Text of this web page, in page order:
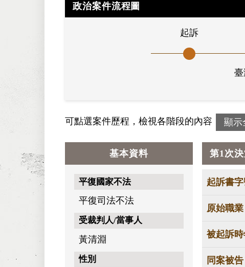
政治案件流程圖
起訴
可點選案件歷程，檢視各階段的內容 顯示
基本資料
平復國家不法
平復司法不法
受裁判人/當事人
黃清淵
性別
第1次決
起訴書
原始職業
被起訴
同案被告